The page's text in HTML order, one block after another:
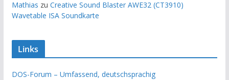
Mathias zu Creative Sound Blaster AWE32 (CT3910)
Wavetable ISA Soundkarte
Links
DOS-Forum – Umfassend, deutschsprachig